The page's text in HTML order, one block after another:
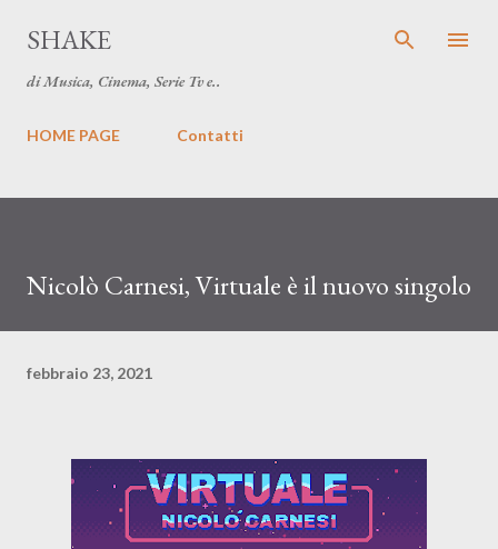
SHAKE
di Musica, Cinema, Serie Tv e..
HOME PAGE Contatti
Nicolò Carnesi, Virtuale è il nuovo singolo
febbraio 23, 2021